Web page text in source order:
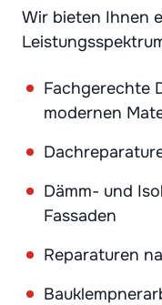
Wir bieten Ihnen
Fachgerechte
modernen
Dämm- und
Fassaden
Reparaturen